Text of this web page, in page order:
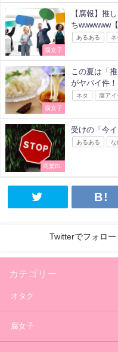
腐女子
【腐報】推
ちwwwwww
あるある ネ
腐女子
この夏は「
がヤバイ件！
ネタ 腐アイ
商業BL
受けの「今
あるある な
Twitterでフォロー
カテゴリー
オタク
腐女子